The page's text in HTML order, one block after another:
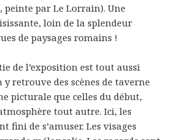
peinte par Le Lorrain). Une
loin de la splendeur
de paysages romains !
de l’exposition est tout aussi
y retrouve des scènes de taverne
picturale que celles du début,
tout autre. Ici, les
fini de s’amuser. Les visages